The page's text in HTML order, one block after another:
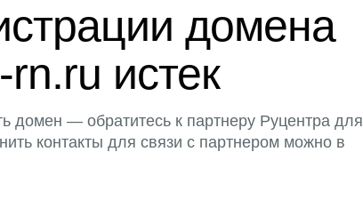
домена
истек
домен — обратитесь к партнеру Руцентра для
контакты для связи с партнером можно в